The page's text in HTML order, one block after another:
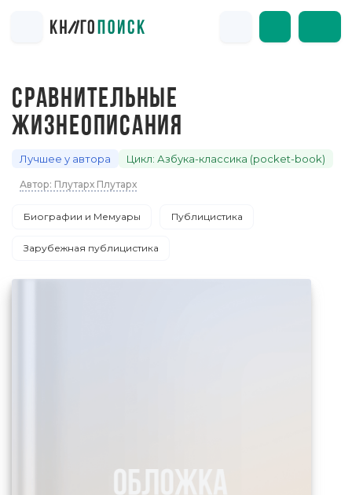
СРАВНИТЕЛЬНЫЕ
ЖИЗНЕОПИСАНИЯ
Лучшее у автора Цикл: Азбука-классика (pocket-book)
Автор: Плутарх Плутарх
Биографии и Мемуары Публицистика
Зарубежная публицистика